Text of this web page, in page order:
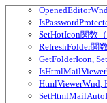
SetHotIcon関数
RefreshFolder関
GetFolderIcon,
HtmlViewerWnd,